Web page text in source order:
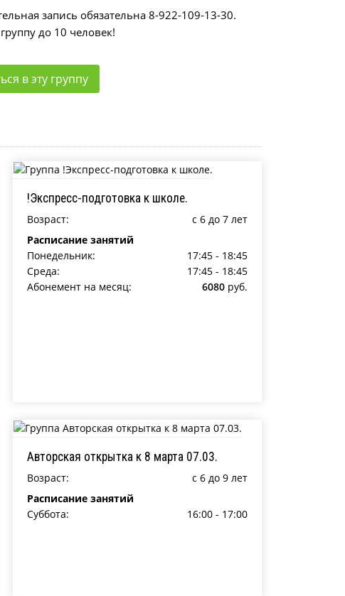
запись обязательна 8-922-109-13-30.
до 10 человек!
в эту группу
!Экспресс-подготовка к школе.
Возраст:
c 6 до 7 лет
Расписание занятий
Понедельник:
17:45 - 18:45
Среда:
17:45 - 18:45
Абонемент на месяц:
6080 руб.
Авторская открытка к 8 марта 07.03.
Возраст:
c 6 до 9 лет
Расписание занятий
Суббота:
16:00 - 17:00